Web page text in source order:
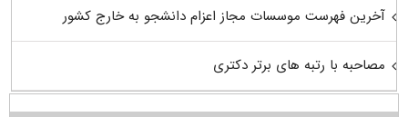
آخرین فهرست موسسات مجاز اعزام دانشجو به خارج کشور
مصاحبه با رتبه های برتر دکتری